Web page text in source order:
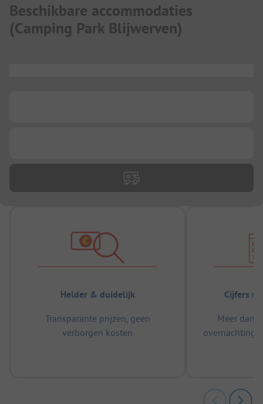
Beschikbare accommodaties
(Camping Park Blijwerven)
Helder & duidelijk
Transparante prijzen, geen
verborgen kosten
Cijfers
Meer dan